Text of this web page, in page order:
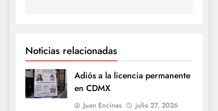
Noticias relacionadas
Adiós a la licencia permanente
en CDMX
Juan Encinas julio 27, 2026